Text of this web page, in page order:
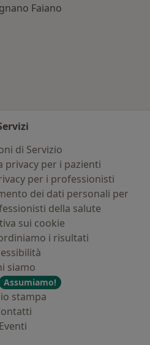
Faiano
di Servizio
privacy per i pazienti
per i professionisti
dei dati personali per
della salute
sui cookie
i risultati
siamo
Assumiamo!
stampa
Eventi